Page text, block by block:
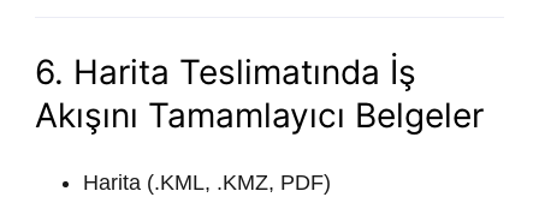
6. Harita Teslimatında İş
Akışını Tamamlayıcı Belgeler
Harita (.KML, .KMZ, PDF)